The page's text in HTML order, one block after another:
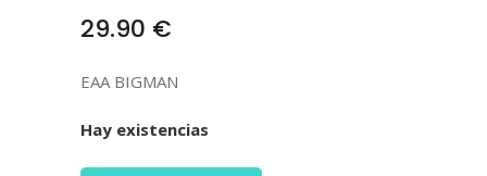
29.90 €
EAA BIGMAN
Hay existencias